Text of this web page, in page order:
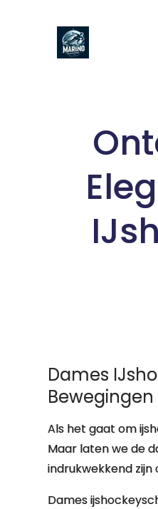
Dames
Bewegingen
Als het gaat om
Maar laten we de
indrukwekkend
Dames